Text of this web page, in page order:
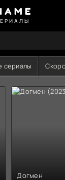
сериалы
Догмен